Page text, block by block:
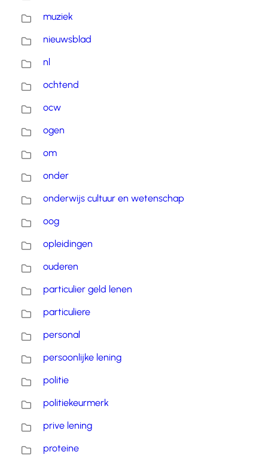
muziek
nieuwsblad
nl
ochtend
ocw
ogen
om
onder
onderwijs cultuur en wetenschap
oog
opleidingen
ouderen
particulier geld lenen
particuliere
personal
persoonlijke lening
politie
politiekeurmerk
prive lening
proteine